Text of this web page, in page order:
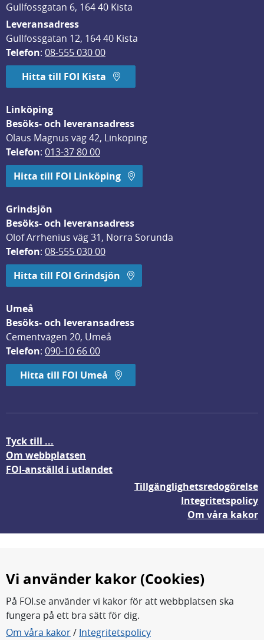
Gullfossgatan 6, 164 40 Kista
Leveransadress
Gullfossgatan 12, 164 40 Kista
Telefon: 08-555 030 00
Hitta till FOI Kista
Linköping
Besöks- och leveransadress
Olaus Magnus väg 42, Linköping
Telefon: 013-37 80 00
Hitta till FOI Linköping
Grindsjön
Besöks- och leveransadress
Olof Arrhenius väg 31, Norra Sorunda
Telefon: 08-555 030 00
Hitta till FOI Grindsjön
Umeå
Besöks- och leveransadress
Cementvägen 20, Umeå
Telefon: 090-10 66 00
Hitta till FOI Umeå
Tyck till ...
Om webbplatsen
FOI-anställd i utlandet
Tillgänglighetsredogörelse
Integritetspolicy
Om våra kakor
FOI forskar för en säkrare värld.
Vi använder kakor (Cookies)
På FOI.se använder vi kakor för att webbplatsen ska
fungera på ett bra sätt för dig.
Om våra kakor/ Integritetspolicy